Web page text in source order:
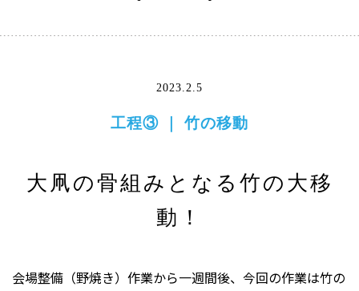
2023.2.5
工程③ ｜ 竹の移動
大凧の骨組みとなる竹の大移
動！
会場整備（野焼き）作業から一週間後、今回の作業は竹の